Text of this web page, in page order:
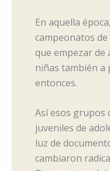
En aquella
campeonatos
que empezar de
niñas también a
entonces.
Así esos grupos
juveniles de
luz de
cambiaron